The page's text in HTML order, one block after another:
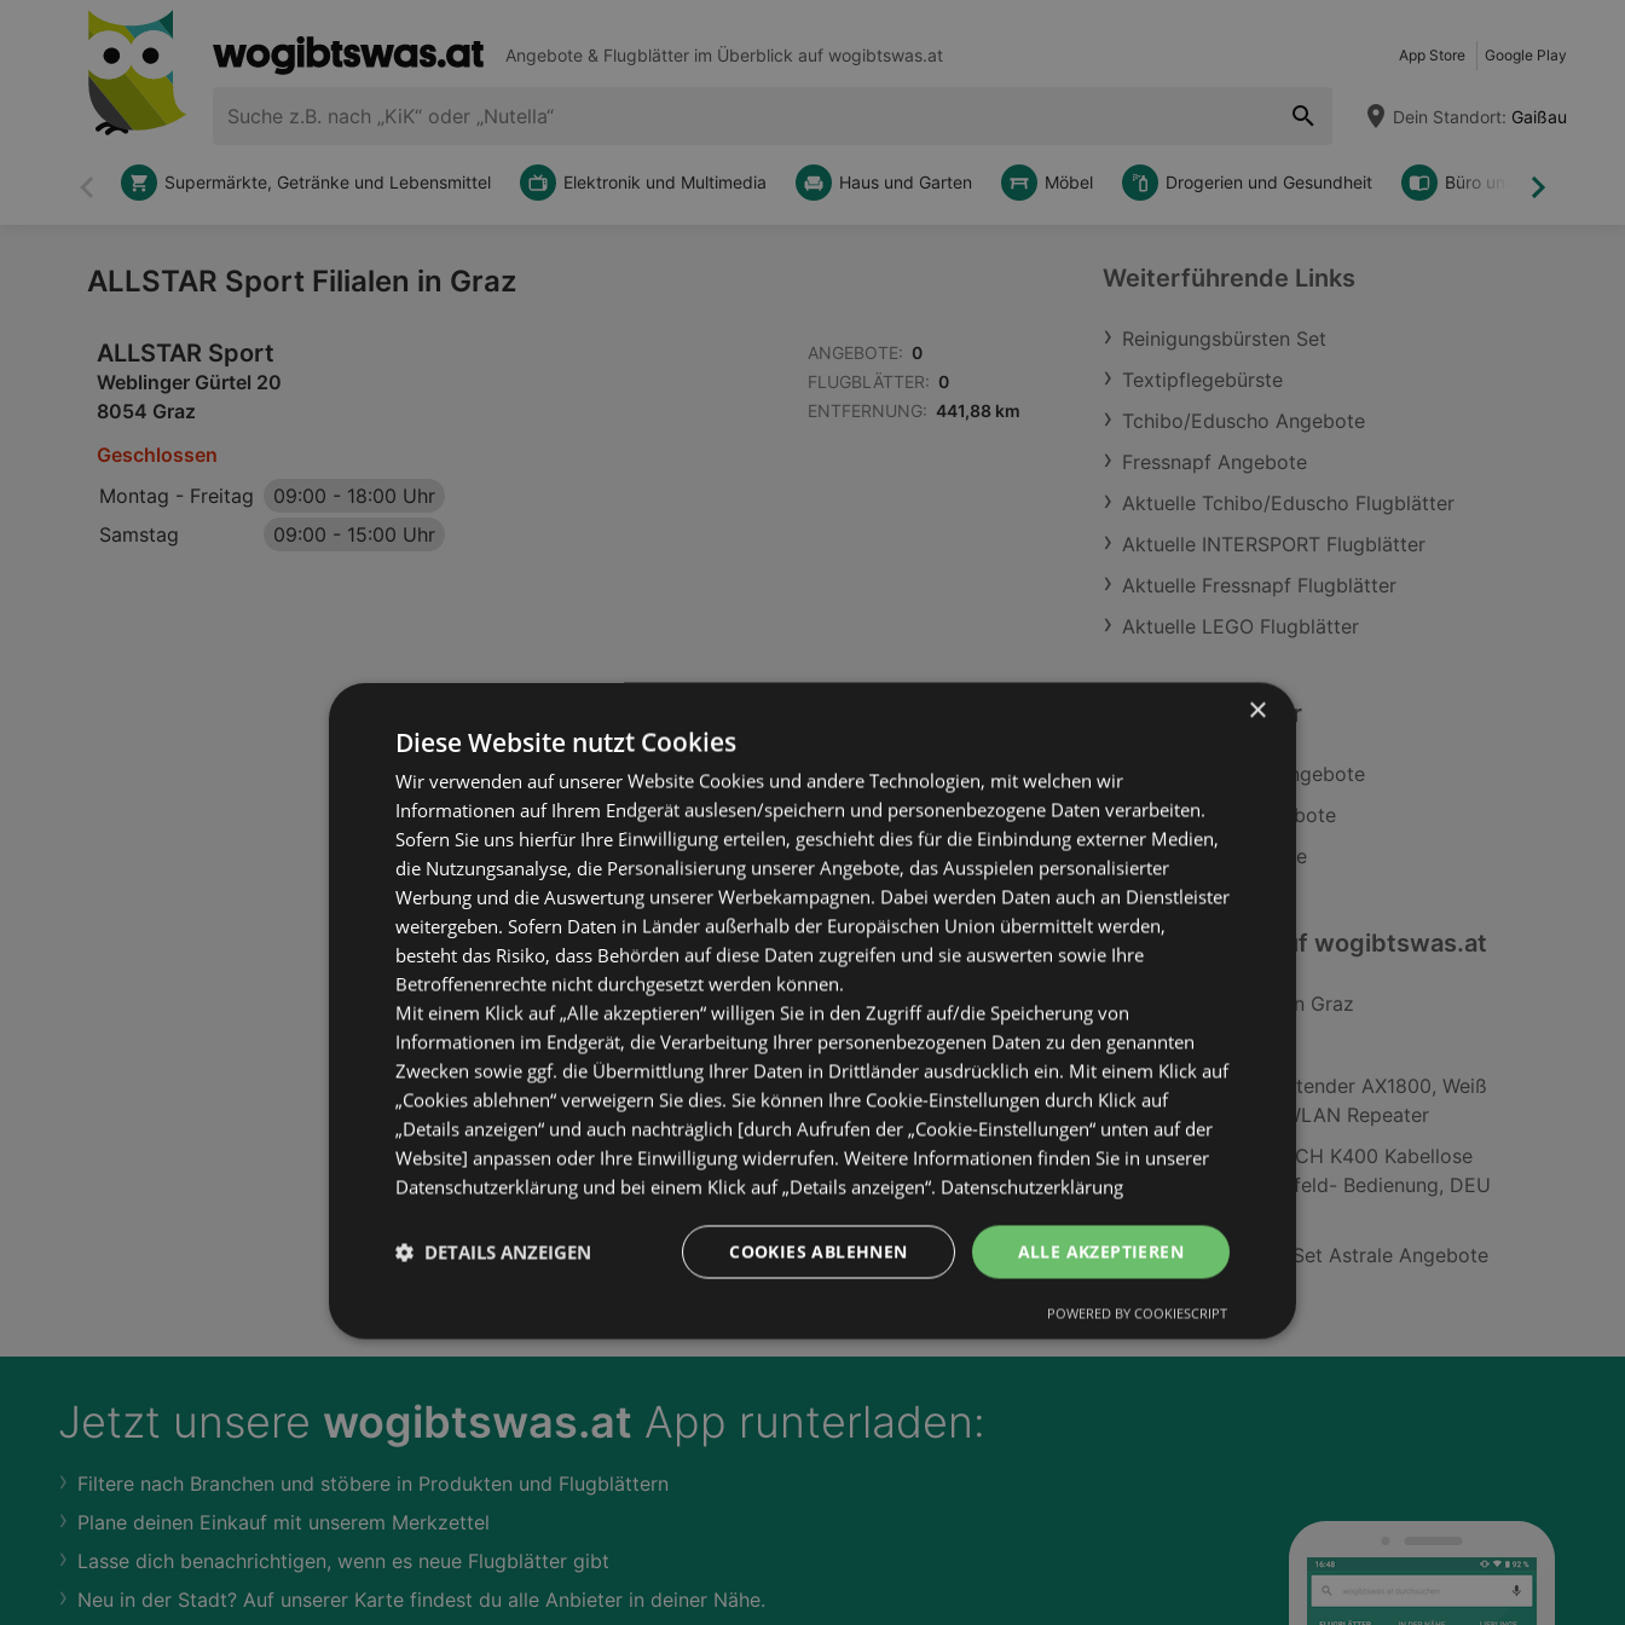
Angebote & Flugblätter im Überblick auf wogibtswas.at App Store Google Play
Dein Standort: Gaißau
Zurück Weiter
Supermärkte, Getränke und Lebensmittel Elektronik und Multimedia Haus und Garten Möbel Drogerien und Gesundheit Büro und DIY
ALLSTAR Sport Filialen in Graz
ALLSTAR Sport
Weblinger Gürtel 20
8054 Graz
ANGEBOTE: 0
FLUGBLÄTTER: 0
ENTFERNUNG: 441,88 km
Geschlossen
Montag - Freitag
09:00 - 18:00 Uhr
Samstag
09:00 - 15:00 Uhr
Weiterführende Links
Reinigungsbürsten Set
Textipflegebürste
Tchibo/Eduscho Angebote
Fressnapf Angebote
Aktuelle Tchibo/Eduscho Flugblätter
Aktuelle INTERSPORT Flugblätter
Aktuelle Fressnapf Flugblätter
Aktuelle LEGO Flugblätter
Ähnliche Händler
Tchibo/Eduscho Angebote
INTERSPORT Angebote
Fressnapf Angebote
Interessantes auf wogibtswas.at
Mitsubishi Filialen in Graz
dm Filialen in Graz
NETGEAR Mesh Extender AX1800, Weiß
(EAX15-100PES); WLAN Repeater
LOGITECH LOGITECH K400 Kabellose
Tastatur mit Touchfeld- Bedienung, DEU
Unterbauleuchten-Set Astrale Angebote
Jetzt unsere wogibtswas.at App runterladen:
Filtere nach Branchen und stöbere in Produkten und Flugblättern
Plane deinen Einkauf mit unserem Merkzettel
Lasse dich benachrichtigen, wenn es neue Flugblätter gibt
Neu in der Stadt? Auf unserer Karte findest du alle Anbieter in deiner Nähe.
×
Diese Website nutzt Cookies
Wir verwenden auf unserer Website Cookies und andere Technologien, mit welchen wir
Informationen auf Ihrem Endgerät auslesen/speichern und personenbezogene Daten verarbeiten.
Sofern Sie uns hierfür Ihre Einwilligung erteilen, geschieht dies für die Einbindung externer Medien,
die Nutzungsanalyse, die Personalisierung unserer Angebote, das Ausspielen personalisierter
Werbung und die Auswertung unserer Werbekampagnen. Dabei werden Daten auch an Dienstleister
weitergeben. Sofern Daten in Länder außerhalb der Europäischen Union übermittelt werden,
besteht das Risiko, dass Behörden auf diese Daten zugreifen und sie auswerten sowie Ihre
Betroffenenrechte nicht durchgesetzt werden können.
Mit einem Klick auf „Alle akzeptieren“ willigen Sie in den Zugriff auf/die Speicherung von
Informationen im Endgerät, die Verarbeitung Ihrer personenbezogenen Daten zu den genannten
Zwecken sowie ggf. die Übermittlung Ihrer Daten in Drittländer ausdrücklich ein. Mit einem Klick auf
„Cookies ablehnen“ verweigern Sie dies. Sie können Ihre Cookie-Einstellungen durch Klick auf
„Details anzeigen“ und auch nachträglich [durch Aufrufen der „Cookie-Einstellungen“ unten auf der
Website] anpassen oder Ihre Einwilligung widerrufen. Weitere Informationen finden Sie in unserer
Datenschutzerklärung und bei einem Klick auf „Details anzeigen“. Datenschutzerklärung
ALLE AKZEPTIEREN
COOKIES ABLEHNEN
DETAILS ANZEIGEN
POWERED BY COOKIESCRIPT